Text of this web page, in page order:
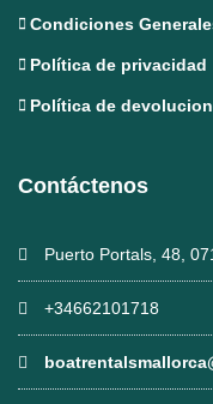
Condiciones
Política de privacidad
Política de
Contáctenos
Puerto Portals, 48,
+34662101718